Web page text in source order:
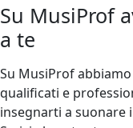
Su MusiProf
a te
Su MusiProf
qualificati e
insegnarti a suonare